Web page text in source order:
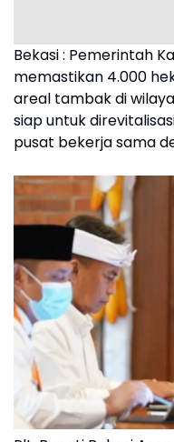
Bekasi : Pemerintah
memastikan 4.000
areal tambak di
siap untuk
pusat bekerja sama